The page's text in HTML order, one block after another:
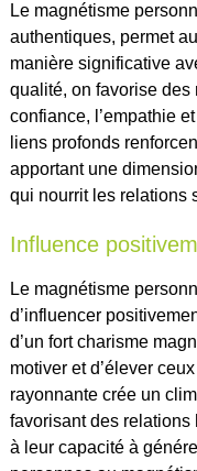
Le magnétisme
authentiques, permet
manière significative
qualité, on favorise
confiance, l’empathie
liens profonds
apportant une
qui nourrit les relations
Influence
Le magnétisme
d’influencer
d’un fort charisme
motiver et d’élever
rayonnante crée un
favorisant des relations
à leur capacité à